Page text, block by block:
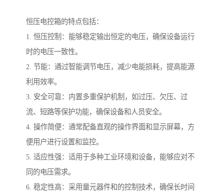
恒压电控箱的特点包括：
1. 恒压控制：能够稳定输出恒定的电压，确保设备运行
时的电压一致性。
2. 节能：通过智能调节电压，减少电能损耗，提高能源
利用效率。
3. 安全可靠：内置多重保护机制，如过压、欠压、过
流、短路等保护功能，确保设备和人员安全。
4. 操作简便：通常配备直观的操作界面和显示屏幕，方
便用户进行设置和监控。
5. 适应性强：适用于多种工业环境和设备，能够应对不
同的电压需求。
6. 稳定性高：采用量元器件和的控制技术，确保长时间